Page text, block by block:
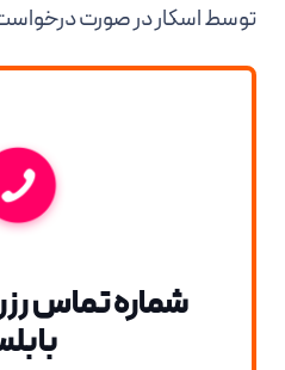
توسط اسکار در صورت
شماره تماس